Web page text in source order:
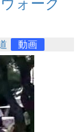
ォーク
動画